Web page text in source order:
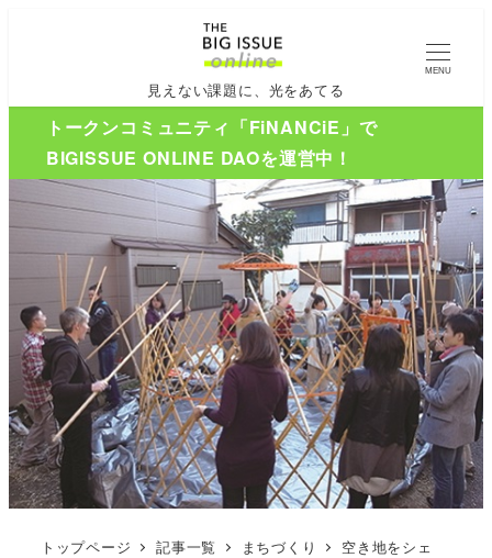
見えない課題に、光をあてる
MENU
トークンコミュニティ「FiNANCiE」で
BIGISSUE ONLINE DAOを運営中！
トップページ 記事一覧 まちづくり
空き地をシェ